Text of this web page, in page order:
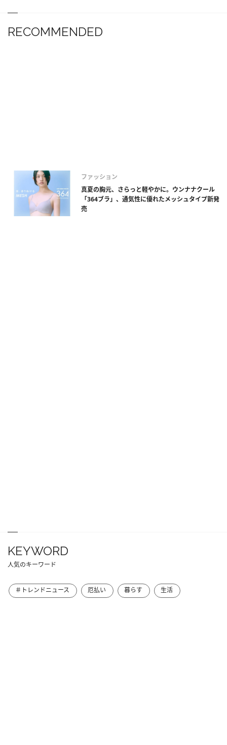
RECOMMENDED
ファッション
真夏の胸元、さらっと軽やかに。ウンナナクール
「364ブラ」、通気性に優れたメッシュタイプ新発
売
KEYWORD
人気のキーワード
＃トレンドニュース 厄払い 暮らす 生活